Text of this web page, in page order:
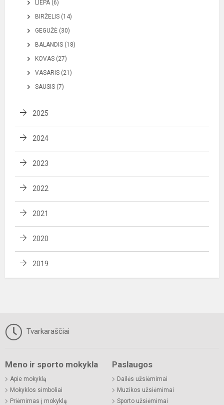
LIEPA (6)
BIRŽELIS (14)
GEGUŽĖ (30)
BALANDIS (18)
KOVAS (27)
VASARIS (21)
SAUSIS (7)
2025
2024
2023
2022
2021
2020
2019
Tvarkaraščiai
Meno ir sporto mokykla
Apie mokyklą
Mokyklos simboliai
Priėmimas į mokyklą
Paslaugos
Dailės užsiėmimai
Muzikos užsiėmimai
Sporto užsiėmimai